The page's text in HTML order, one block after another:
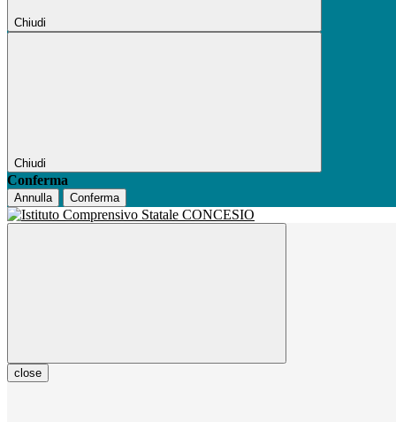
Chiudi
Chiudi
Conferma
Annulla Conferma
close